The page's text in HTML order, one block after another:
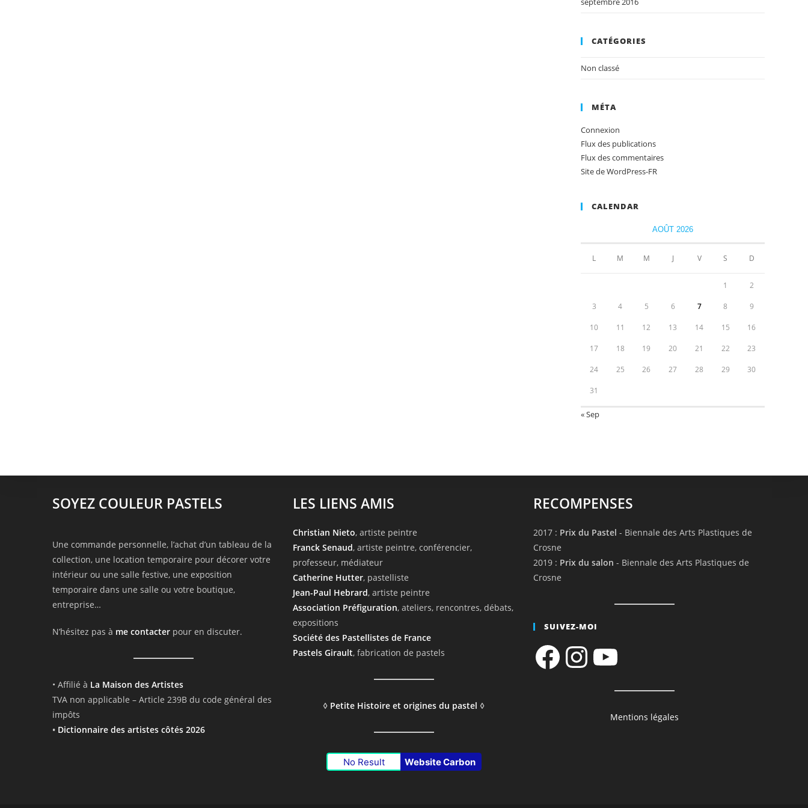
CATÉGORIES
Non classé
MÉTA
Connexion
Flux des publications
Flux des commentaires
Site de WordPress-FR
CALENDAR
AOÛT 2026
L M M J V S D
1 2
3 4 5 6 7 8 9
10 11 12 13 14 15 16
17 18 19 20 21 22 23
24 25 26 27 28 29 30
31
« Sep
SOYEZ COULEUR PASTELS
Une commande personnelle, l’achat d’un tableau de la
collection, une location temporaire pour décorer votre
intérieur ou une salle festive, une exposition
temporaire dans une salle ou votre boutique,
entreprise…
N’hésitez pas à me contacter pour en discuter.
• Affilié à La Maison des Artistes
TVA non applicable – Article 239B du code général des
impôts
• Dictionnaire des artistes côtés 2026
LES LIENS AMIS
Christian Nieto, artiste peintre
Franck Senaud, artiste peintre, conférencier,
professeur, médiateur
Catherine Hutter, pastelliste
Jean-Paul Hebrard, artiste peintre
Association Préfiguration, ateliers, rencontres, débats,
expositions
Société des Pastellistes de France
Pastels Girault, fabrication de pastels
◊ Petite Histoire et origines du pastel ◊
No Result Website Carbon
RECOMPENSES
2017 : Prix du Pastel - Biennale des Arts Plastiques de
Crosne
2019 : Prix du salon - Biennale des Arts Plastiques de
Crosne
SUIVEZ-MOI
FacebookInstagramYouTube
Mentions légales